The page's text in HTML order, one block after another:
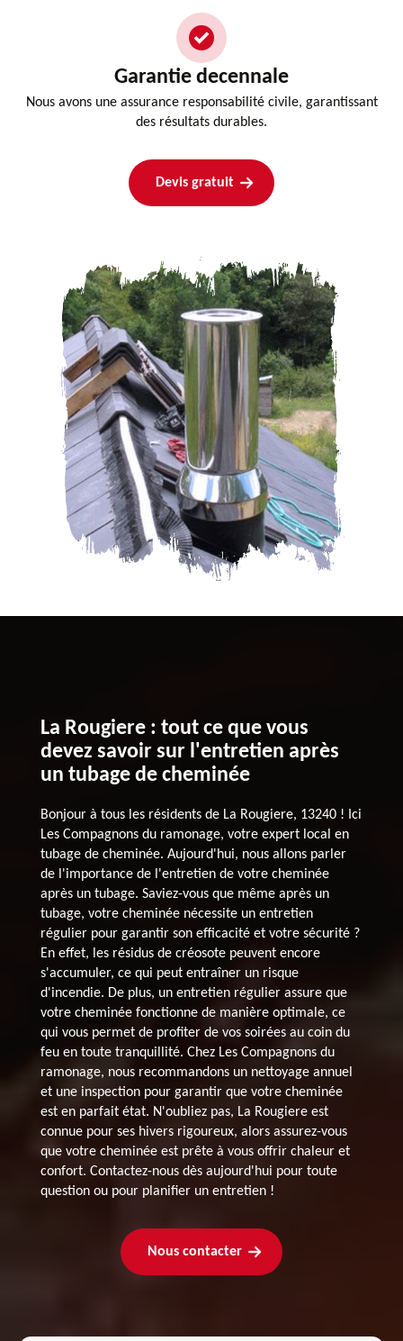
Garantie decennale
Nous avons une assurance responsabilité civile, garantissant
des résultats durables.
Devis gratuit
La Rougiere : tout ce que vous
devez savoir sur l'entretien après
un tubage de cheminée
Bonjour à tous les résidents de La Rougiere, 13240 ! Ici
Les Compagnons du ramonage, votre expert local en
tubage de cheminée. Aujourd'hui, nous allons parler
de l'importance de l'entretien de votre cheminée
après un tubage. Saviez-vous que même après un
tubage, votre cheminée nécessite un entretien
régulier pour garantir son efficacité et votre sécurité ?
En effet, les résidus de créosote peuvent encore
s'accumuler, ce qui peut entraîner un risque
d'incendie. De plus, un entretien régulier assure que
votre cheminée fonctionne de manière optimale, ce
qui vous permet de profiter de vos soirées au coin du
feu en toute tranquillité. Chez Les Compagnons du
ramonage, nous recommandons un nettoyage annuel
et une inspection pour garantir que votre cheminée
est en parfait état. N'oubliez pas, La Rougiere est
connue pour ses hivers rigoureux, alors assurez-vous
que votre cheminée est prête à vous offrir chaleur et
confort. Contactez-nous dès aujourd'hui pour toute
question ou pour planifier un entretien !
Nous contacter